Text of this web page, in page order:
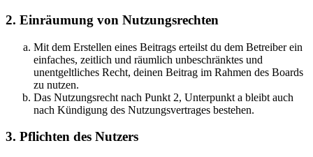
2. Einräumung von Nutzungsrechten
Mit dem Erstellen eines Beitrags erteilst du dem Betreiber ein
einfaches, zeitlich und räumlich unbeschränktes und
unentgeltliches Recht, deinen Beitrag im Rahmen des Boards
zu nutzen.
Das Nutzungsrecht nach Punkt 2, Unterpunkt a bleibt auch
nach Kündigung des Nutzungsvertrages bestehen.
3. Pflichten des Nutzers